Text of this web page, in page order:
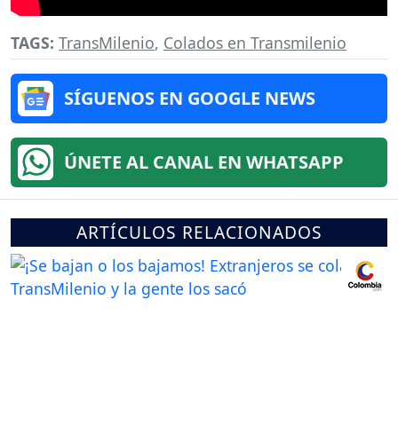
TAGS: TransMilenio, Colados en Transmilenio
SÍGUENOS EN GOOGLE NEWS
ÚNETE AL CANAL EN WHATSAPP
ARTÍCULOS RELACIONADOS